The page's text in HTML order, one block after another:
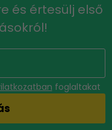
és értesülj első
foglaltakat